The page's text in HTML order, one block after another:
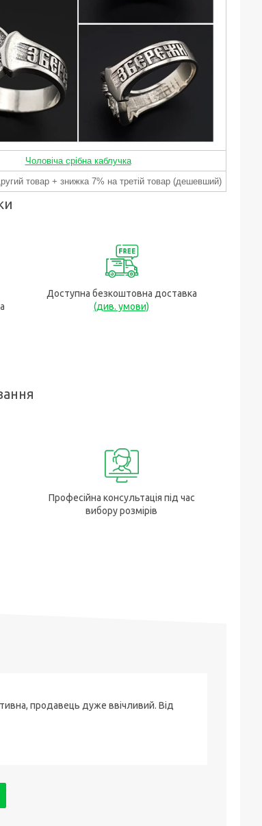
Чоловіча срібна каблучка
товар + знижка 7% на третій товар (дешевший)
Доступна безкоштовна доставка
(див. умови)
Професійна консультація під час
вибору розмірів
продавець дуже ввічливий. Від